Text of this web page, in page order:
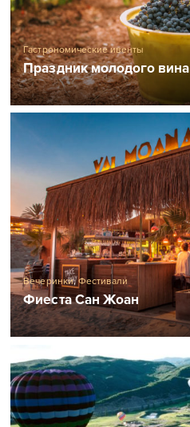
Гастрономические ивенты
Праздник молодого вина
Вечеринки,Фестивали
Фиеста Сан Жоан